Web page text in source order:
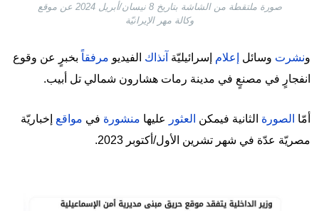
صورة ملتقطة من الشاشة بتاريخ 8 نيسان/أبريل 2024 عن موقع
وكالة مهر الإيرانيّة
ونشرت وسائل إعلام إسرائيليّة آنذاك الفيديو مرفقاً بخبرٍ عن وقوع
انفجارٍ في مصنعٍ في مدينة رمات هشارون شمالي تل أبيب.
أمّا الصورة الثانية فيمكن العثور عليها منشورة في مواقع إخباريّة
مصريّة عدّة في شهر تشرين الأول/أكتوبر 2023.